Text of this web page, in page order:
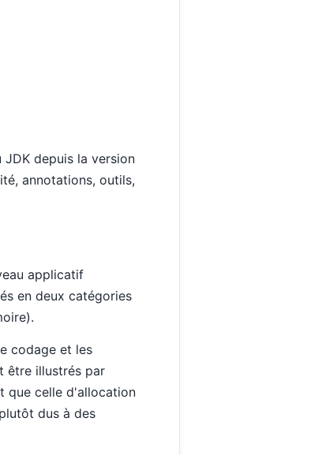
JDK depuis la version
annotations, outils,
applicatif
en deux catégories
codage et les
être illustrés par
que celle d'allocation
dus à des